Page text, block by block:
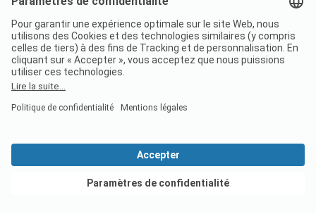
Le camping Camping
Internazionale Paradis dispose-
t-il d'une connexion Internet ?
Oui, il est possible de se connecter au Wi-Fi sur
l'ensemble du camping.
Voir les offres